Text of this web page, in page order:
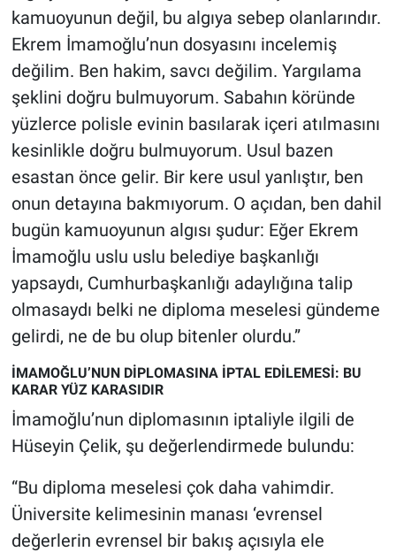
kamuoyunun değil, bu algıya sebep olanlarındır.
Ekrem İmamoğlu’nun dosyasını incelemiş
değilim. Ben hakim, savcı değilim. Yargılama
şeklini doğru bulmuyorum. Sabahın köründe
yüzlerce polisle evinin basılarak içeri atılmasını
kesinlikle doğru bulmuyorum. Usul bazen
esastan önce gelir. Bir kere usul yanlıştır, ben
onun detayına bakmıyorum. O açıdan, ben dahil
bugün kamuoyunun algısı şudur: Eğer Ekrem
İmamoğlu uslu uslu belediye başkanlığı
yapsaydı, Cumhurbaşkanlığı adaylığına talip
olmasaydı belki ne diploma meselesi gündeme
gelirdi, ne de bu olup bitenler olurdu.”
İMAMOĞLU’NUN DİPLOMASINA İPTAL EDİLEMESİ: BU
KARAR YÜZ KARASIDIR
İmamoğlu’nun diplomasının iptaliyle ilgili de
Hüseyin Çelik, şu değerlendirmede bulundu:
“Bu diploma meselesi çok daha vahimdir.
Üniversite kelimesinin manası ‘evrensel
değerlerin evrensel bir bakış açısıyla ele